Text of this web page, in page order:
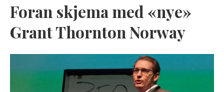
Foran skjema med «nye»
Grant Thornton Norway